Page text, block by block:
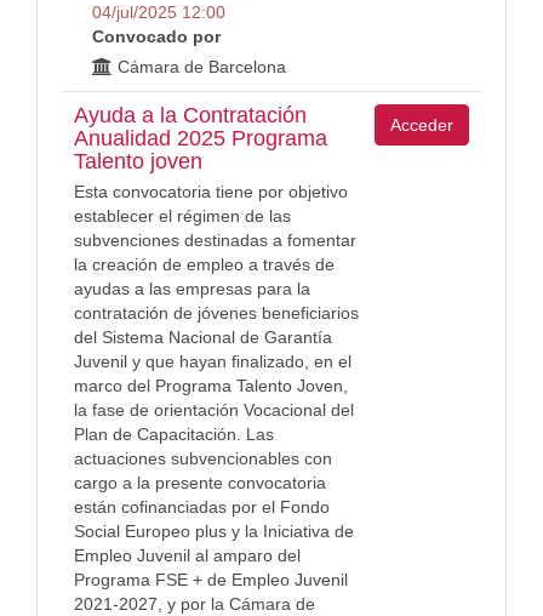
04/jul/2025 12:00
Convocado por
Cámara de Barcelona
Ayuda a la Contratación
Anualidad 2025 Programa
Talento joven
Esta convocatoria tiene por objetivo
establecer el régimen de las
subvenciones destinadas a fomentar
la creación de empleo a través de
ayudas a las empresas para la
contratación de jóvenes beneficiarios
del Sistema Nacional de Garantía
Juvenil y que hayan finalizado, en el
marco del Programa Talento Joven,
la fase de orientación Vocacional del
Plan de Capacitación. Las
actuaciones subvencionables con
cargo a la presente convocatoria
están cofinanciadas por el Fondo
Social Europeo plus y la Iniciativa de
Empleo Juvenil al amparo del
Programa FSE + de Empleo Juvenil
2021-2027, y por la Cámara de
Acceder